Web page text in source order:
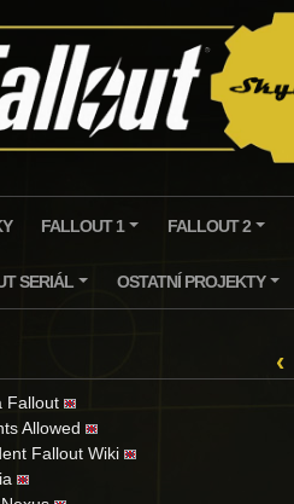
FALLOUT 1 FALLOUT 2
+
SERIÁL
+
OSTATNÍ PROJEKTY
‹
Fallout
Allowed
Fallout Wiki